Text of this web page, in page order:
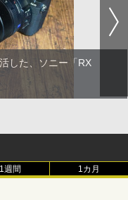
した、ソニー「RX
1週間 1カ月